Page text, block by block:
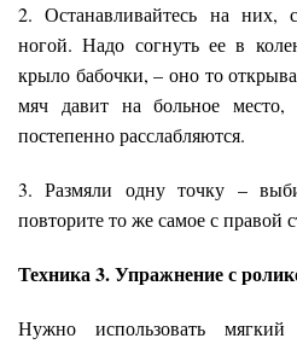
2. Останавливайтесь на них,
ногой. Надо согнуть ее в
крыло бабочки, – оно то
мяч давит на больное
постепенно расслабляются.
3. Размяли одну точку –
повторите то же самое с правой
Техника 3. Упражнение с
Нужно использовать